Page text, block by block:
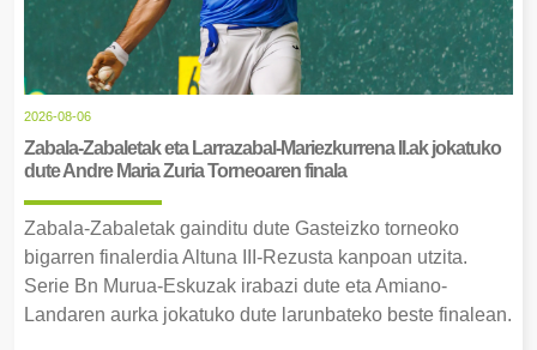
2026-08-06
Zabala-Zabaletak eta Larrazabal-Mariezkurrena II.ak jokatuko
dute Andre Maria Zuria Torneoaren finala
Zabala-Zabaletak gainditu dute Gasteizko torneoko
bigarren finalerdia Altuna III-Rezusta kanpoan utzita.
Serie Bn Murua-Eskuzak irabazi dute eta Amiano-
Landaren aurka jokatuko dute larunbateko beste finalean.